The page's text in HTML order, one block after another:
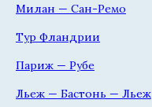
Милан — Сан-Ремо
Тур Фландрии
Париж — Рубе
Льеж — Бастонь — Льеж